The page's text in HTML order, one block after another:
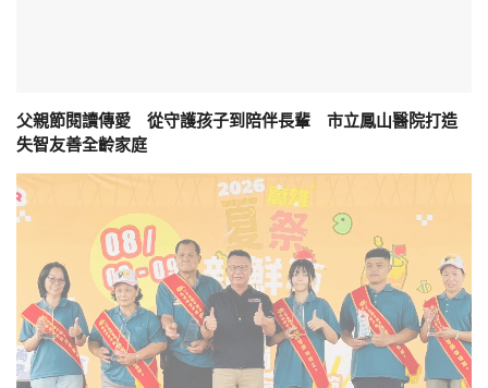
父親節閱讀傳愛 從守護孩子到陪伴長輩 市立鳳山醫院打造
失智友善全齡家庭